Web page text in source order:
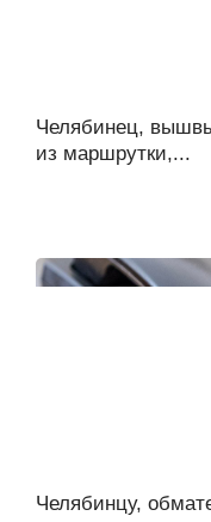
Челябинец,
из маршрутки,...
Челябинцу,